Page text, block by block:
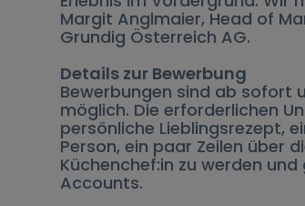
Margit Anglmaier, Head of
Grundig Österreich AG.
Details zur Bewerbung
Bewerbungen sind ab sofort
möglich. Die erforderlichen
persönliche Lieblingsrezept,
Person, ein paar Zeilen über
Küchenchef:in zu werden
Accounts.